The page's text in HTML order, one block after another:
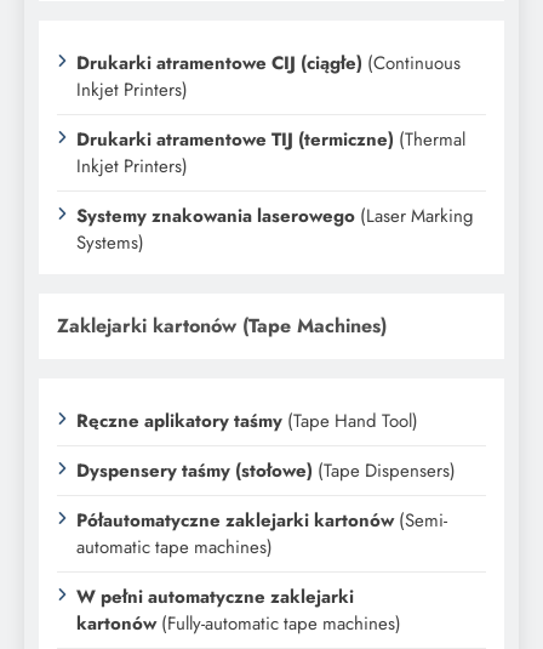
Drukarki atramentowe CIJ (ciągłe) (Continuous
Inkjet Printers)
Drukarki atramentowe TIJ (termiczne) (Thermal
Inkjet Printers)
Systemy znakowania laserowego (Laser Marking
Systems)
Zaklejarki kartonów (Tape Machines)
Ręczne aplikatory taśmy (Tape Hand Tool)
Dyspensery taśmy (stołowe) (Tape Dispensers)
Półautomatyczne zaklejarki kartonów(Semi-
automatic tape machines)
W pełni automatyczne zaklejarki
kartonów(Fully-automatic tape machines)